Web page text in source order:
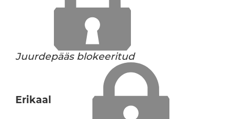
Juurdepääs blokeeritud
Erikaal